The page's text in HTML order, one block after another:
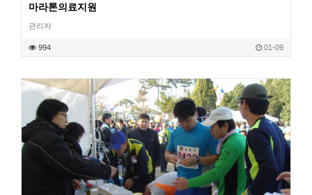
마라톤의료지원
관리자
994 01-09
조회